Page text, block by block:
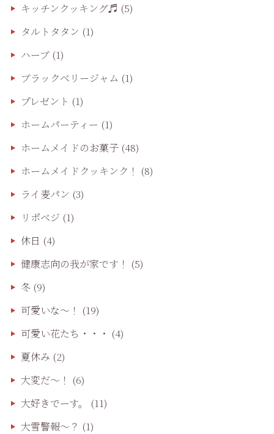
キッチンクッキング♬ (5)
タルトタタン (1)
ハーブ(1)
ブラックベリージャム (1)
プレゼント (1)
ホームパーティー (1)
ホームメイドのお菓子(48)
ホームメイドクッキンク！ (8)
ライ麦パン (3)
リポベジ (1)
休日 (4)
健康志向の我が家です！ (5)
冬(9)
可愛いな〜！ (19)
可愛い花たち・・・ (4)
夏休み (2)
大変だ〜！ (6)
大好きでーす。
(11)
大雪警報〜？ (1)